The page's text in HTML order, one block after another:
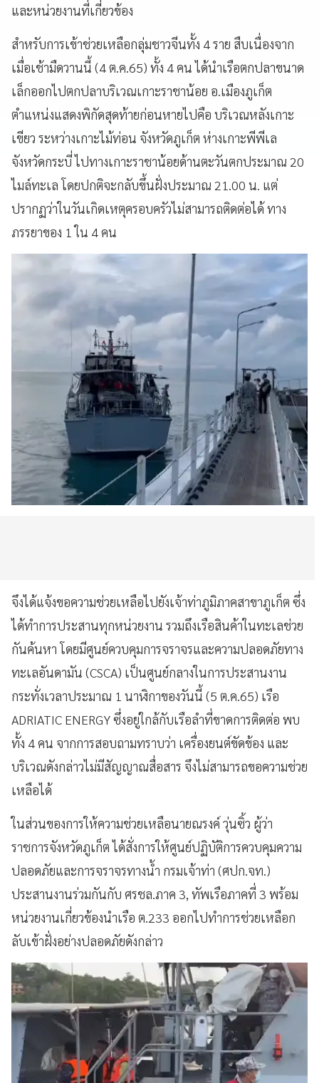
และหน่วยงานที่เกี่ยวข้อง
สำหรับการเข้าช่วยเหลือกลุ่มชาวจีนทั้ง 4 ราย สืบเนื่องจาก
เมื่อเช้ามืดวานนี้ (4 ต.ค.65) ทั้ง 4 คน ได้นำเรือตกปลาขนาด
เล็กออกไปตกปลาบริเวณเกาะราชาน้อย อ.เมืองภูเก็ต
ตำแหน่งแสดงพิกัดสุดท้ายก่อนหายไปคือ บริเวณหลังเกาะ
เขียว ระหว่างเกาะไม้ท่อน จังหวัดภูเก็ต ห่างเกาะพีพีเล
จังหวัดกระบี่ ไปทางเกาะราชาน้อยด้านตะวันตกประมาณ 20
ไมล์ทะเล โดยปกติจะกลับขึ้นฝั่งประมาณ 21.00 น. แต่
ปรากฏว่าในวันเกิดเหตุครอบครัวไม่สามารถติดต่อได้ ทาง
ภรรยาของ 1 ใน 4 คน
จึงได้แจ้งขอความช่วยเหลือไปยังเจ้าท่าภูมิภาคสาขาภูเก็ต ซึ่ง
ได้ทำการประสานทุกหน่วยงาน รวมถึงเรือสินค้าในทะเลช่วย
กันค้นหา โดยมีศูนย์ควบคุมการจราจรและความปลอดภัยทาง
ทะเลอันดามัน (CSCA) เป็นศูนย์กลางในการประสานงาน
กระทั่งเวลาประมาณ 1 นาฬิกาของวันนี้ (5 ต.ค.65) เรือ
ADRIATIC ENERGY ซึ่งอยู่ใกล้กับเรือลำที่ขาดการติดต่อ พบ
ทั้ง 4 คน จากการสอบถามทราบว่า เครื่องยนต์ขัดข้อง และ
บริเวณดังกล่าวไม่มีสัญญาณสื่อสาร จึงไม่สามารถขอความช่วย
เหลือได้
ในส่วนของการให้ความช่วยเหลือนายณรงค์ วุ่นซิ้ว ผู้ว่า
ราชการจังหวัดภูเก็ต ได้สั่งการให้ศูนย์ปฏิบัติการควบคุมความ
ปลอดภัยและการจราจรทางน้ำ กรมเจ้าท่า (ศปก.จท.)
ประสานงานร่วมกันกับ ศรชล.ภาค 3, ทัพเรือภาคที่ 3 พร้อม
หน่วยงานเกี่ยวข้องนำเรือ ต.233 ออกไปทำการช่วยเหลือก
ลับเข้าฝั่งอย่างปลอดภัยดังกล่าว